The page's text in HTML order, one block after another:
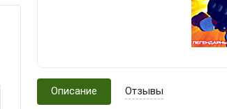
Описание Отзывы